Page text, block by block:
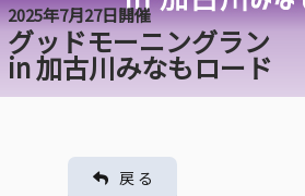
2025年7月27日開催
グッドモーニングラン
in 加古川みなもロード
戻 る